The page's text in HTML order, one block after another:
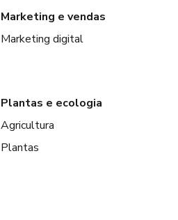
Marketing e vendas
Marketing digital
Plantas e ecologia
Agricultura
Plantas